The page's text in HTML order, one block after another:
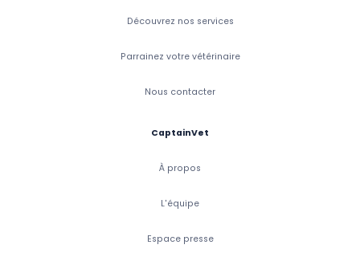
Découvrez nos services
Parrainez votre vétérinaire
Nous contacter
CaptainVet
À propos
L'équipe
Espace presse